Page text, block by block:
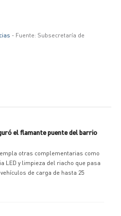
- Fuente: Subsecretaría de
el flamante puente del barrio
otras complementarias como
LED y limpieza del riacho que pasa
de carga de hasta 25